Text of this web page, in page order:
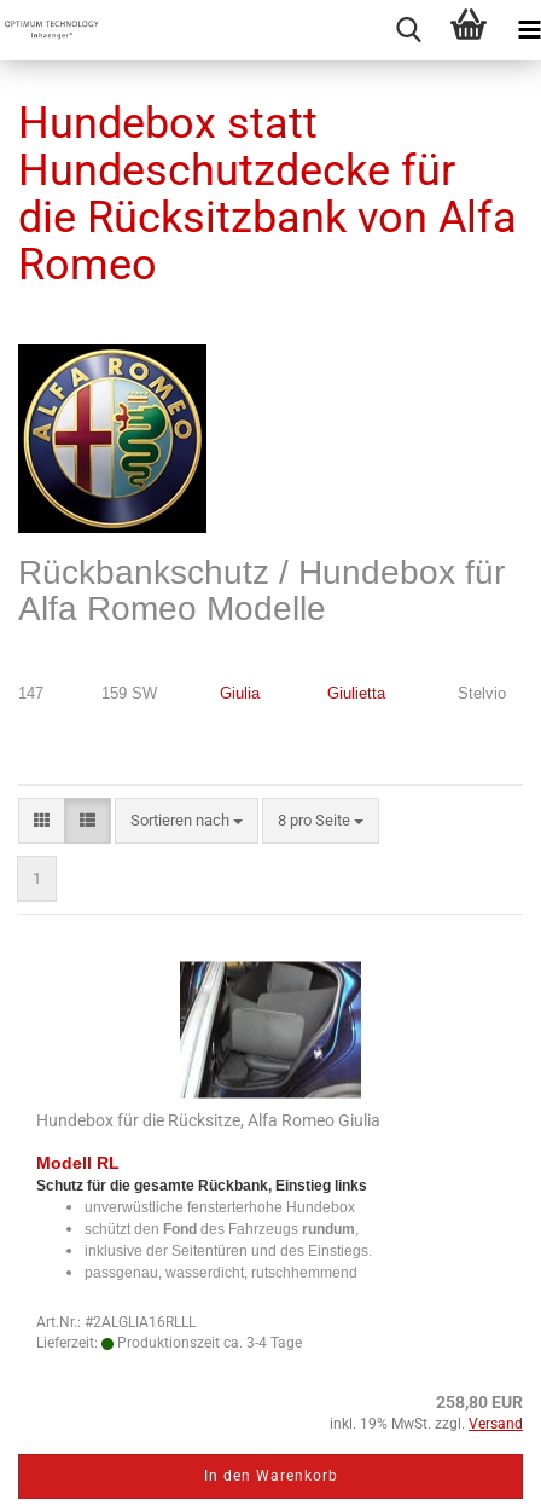
Hundebox statt
Hundeschutzdecke für
die Rücksitzbank von Alfa
Romeo
Rückbankschutz / Hundebox für
Alfa Romeo Modelle
147 159 SW Giulia GiuliettaStelvio
Sortieren nach
Sortieren nach 8 pro Seite
pro Seite
1
Hundebox für die Rücksitze, Alfa Romeo Giulia
Modell RL
Schutz für die gesamte Rückbank, Einstieg links
unverwüstliche fensterterhohe Hundebox
schützt den Fond des Fahrzeugs rundum,
inklusive der Seitentüren und des Einstiegs.
passgenau, wasserdicht, rutschhemmend
Art.Nr.: #2ALGLIA16RLLL
Lieferzeit:
Produktionszeit ca. 3-4 Tage
258,80 EUR
inkl. 19% MwSt. zzgl. Versand
In den Warenkorb